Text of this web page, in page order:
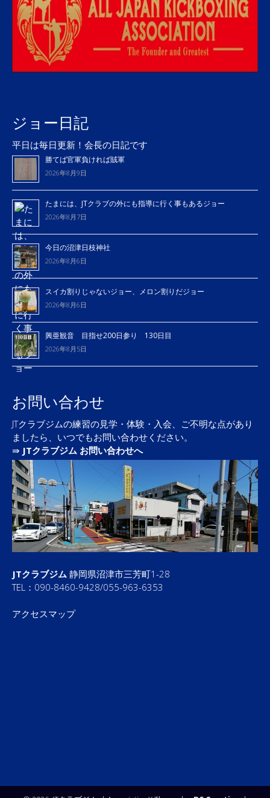
ジョー日記
平日は毎日更新！会長の日記です
勝てば官軍負ければ賊軍
2026年8月9日
たまには、JTクラブの外にも指導に行く事もあるジョー
2026年8月7日
今日の沼津日枝神社
2026年8月6日
スイカ割りじゃないジョー、メロン割りだジョー
2026年8月6日
興亜観音 目指せ200日参り 130日目
2026年8月5日
お問い合わせ
JTクラブジムの練習の見学・体験・入会、ご不明な点があり
ましたら、いつでもお問い合わせください。
⇛ JTクラブジム お問い合わせへ
JTクラブジム 静岡県沼津市三芳町1-28
TEL：090-8460-9428/055-963-6353
アクセスマップ